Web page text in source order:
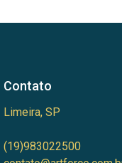
Contato
Limeira, SP
(19)983022500